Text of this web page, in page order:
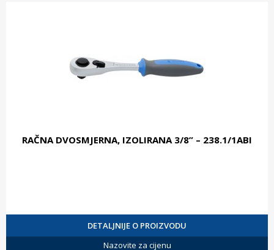
RAČNA DVOSMJERNA, IZOLIRANA 3/8” – 238.1/1ABI
DETALJNIJE O PROIZVODU
Nazovite za cijenu